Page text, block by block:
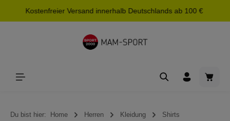
springen
Kostenfreier Versand innerhalb Deutschlands ab 100 €
Du bist hier: Home Herren Kleidung Shirts